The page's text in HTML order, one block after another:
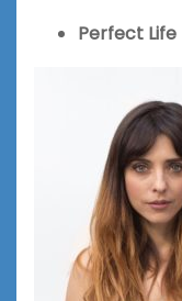
Perfect Life